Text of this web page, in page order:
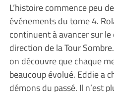
L’histoire commence peu
événements du tome 4.
continuent à avancer sur
direction de la Tour
on découvre que chaque
beaucoup évolué. Eddie a
démons du passé. Il n’est